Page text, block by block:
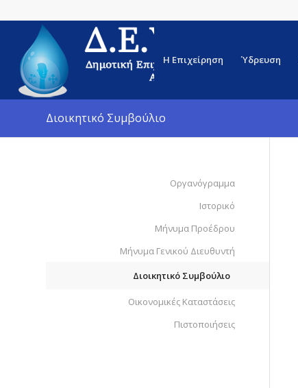
Η Επιχείρηση Ύδρευση
Διοικητικό Συμβούλιο
Οργανόγραμμα
Ιστορικό
Μήνυμα Προέδρου
Μήνυμα Γενικού Διευθυντή
Διοικητικό Συμβούλιο
Οικονομικές Καταστάσεις
Πιστοποιήσεις